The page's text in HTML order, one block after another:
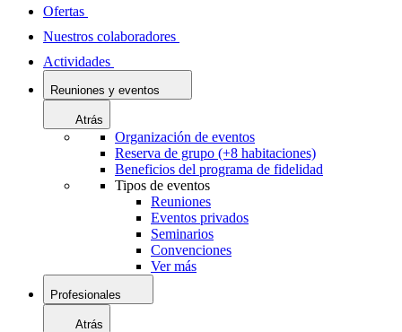
Ofertas
Nuestros colaboradores
Actividades
Reuniones y eventos
Atrás
Organización de eventos
Reserva de grupo (+8 habitaciones)
Beneficios del programa de fidelidad
Tipos de eventos
Reuniones
Eventos privados
Seminarios
Convenciones
Ver más
Profesionales
Atrás